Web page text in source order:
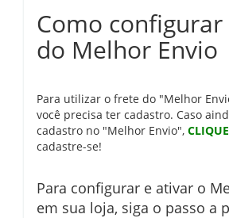
Como
do Melhor Envio
Para utilizar o frete do "Melhor
você precisa ter cadastro. Caso
cadastro no "Melhor Envio",
cadastre-se!
Para configurar e ativar o
em sua loja, siga o passo a